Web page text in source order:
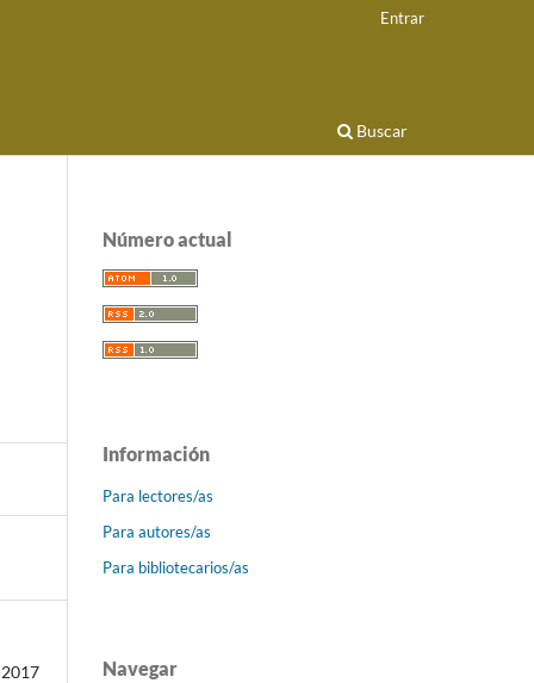
Buscar
Entrar
Número actual
Información
Para lectores/as
Para autores/as
Para bibliotecarios/as
Navegar